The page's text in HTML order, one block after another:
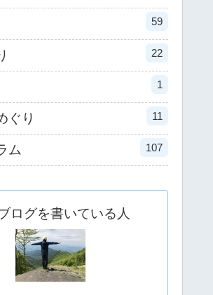
59
22
1
ぐり 11
ム 107
ログを書いている人